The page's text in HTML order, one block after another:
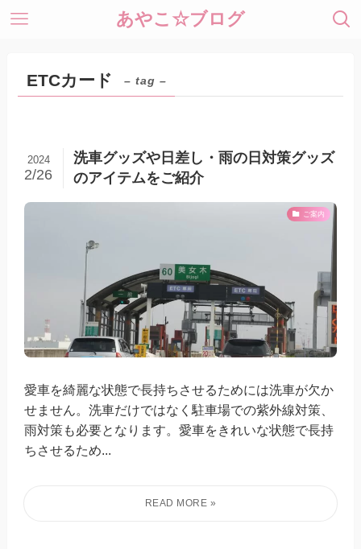
あやこ☆ブログ
ETCカード – tag –
洗車グッズや日差し・雨の日対策グッズ
のアイテムをご紹介
2024
2/26
ご案内
愛車を綺麗な状態で長持ちさせるためには洗車が欠か
せません。洗車だけではなく駐車場での紫外線対策、
雨対策も必要となります。愛車をきれいな状態で長持
ちさせるため...